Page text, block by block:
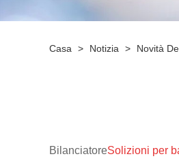
Casa > Notizia > Novità
BilanciatoreSolizioni per